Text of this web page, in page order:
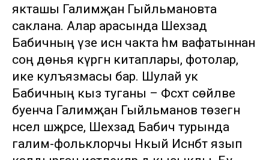
якташы Галимҗан Гыйльмановта
саклана. Алар арасында Шәехзадә
Бабичның үзе исән чакта һәм вафатыннан
соң дөнья күргән китаплары, фотолар,
ике кулъязмасы бар. Шулай ук
Бабичның кыз туганы – Фәсәхәт сөйләве
буенча Галимҗан Гыйльманов төзегән
нәсел шәҗәрәсе, Шәехзадә Бабич турында
галим-фольклорчы Нәкый Исәнбәт язып